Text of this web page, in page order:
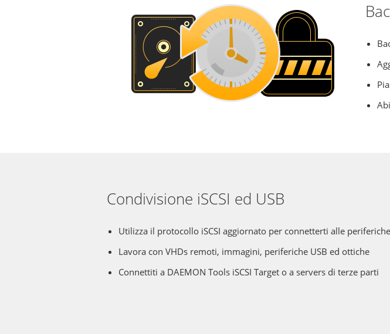
Condivisione iSCSI ed USB
Utilizza il protocollo iSCSI aggiornato per connetterti alle
Lavora con VHDs remoti, immagini, periferiche USB ed ottiche
Connettiti a DAEMON Tools iSCSI Target o a servers di terze parti